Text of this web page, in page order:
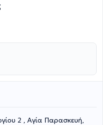
2 , Αγία Παρασκευή,